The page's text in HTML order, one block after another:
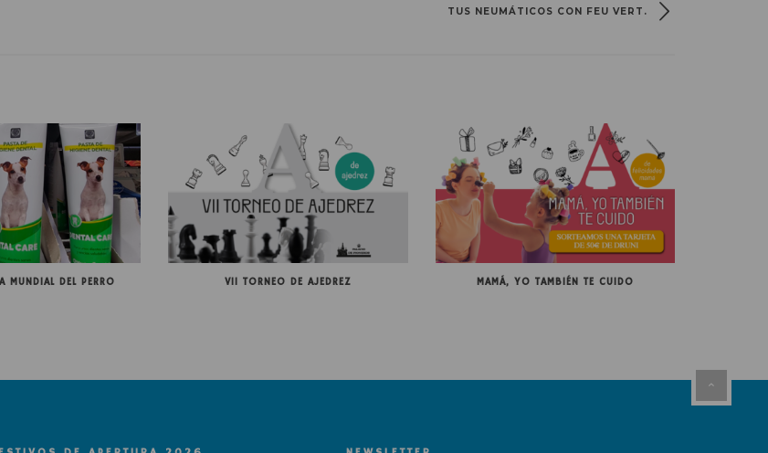
TUS NEUMÁTICOS CON FEU VERT.
MUNDIAL DEL PERRO VII TORNEO DE AJEDREZ MAMÁ, YO TAMBIÉN TE CUIDO